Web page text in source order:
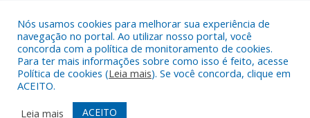
Todos os direitos reservados a Prefeitura Municipal de Terra
Alta.
Mapa do Site
Acessar Área Administrativa
Nós usamos cookies para melhorar sua experiência de
navegação no portal. Ao utilizar nosso portal, você
concorda com a política de monitoramento de cookies.
Para ter mais informações sobre como isso é feito, acesse
Política de cookies (Leia mais). Se você concorda, clique em
ACEITO.
Leia mais
ACEITO